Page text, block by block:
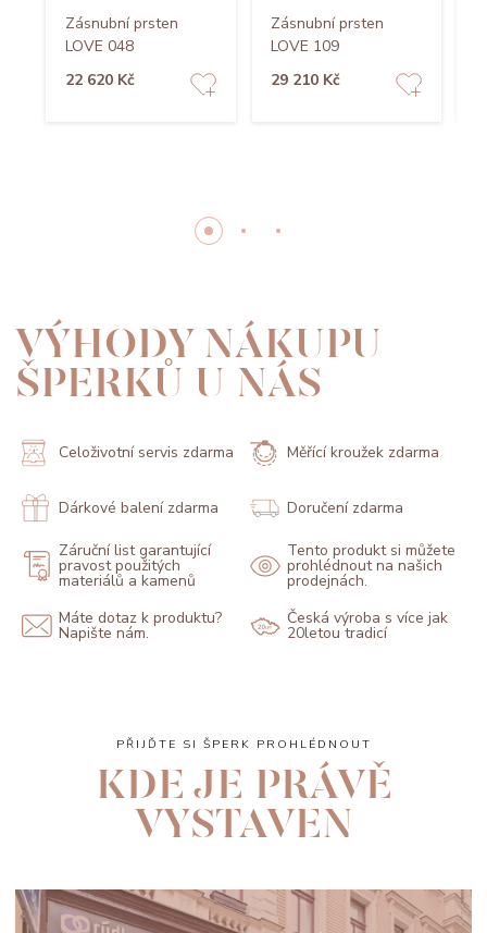
Zásnubní prsten
LOVE 048
22 620 Kč
Zásnubní prsten
LOVE 109
29 210 Kč
VÝHODY NÁKUPU
ŠPERKŮ U NÁS
Celoživotní servis zdarma Měřící kroužek zdarma
Dárkové balení zdarma Doručení zdarma
Záruční list garantující
pravost použitých
materiálů a kamenů
Tento produkt si můžete
prohlédnout na našich
prodejnách.
Máte dotaz k produktu?
Napište nám.
Česká výroba s více jak
20letou tradicí
PŘIJĎTE SI ŠPERK PROHLÉDNOUT
KDE JE PRÁVĚ
VYSTAVEN